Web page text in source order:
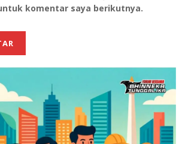
komentar saya berikutnya.